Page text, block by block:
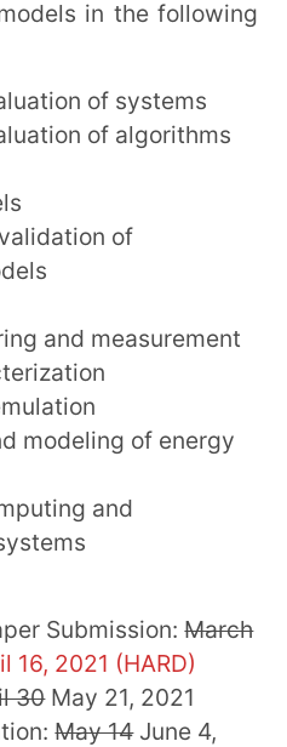
in the following
of systems
of algorithms
of
and measurement
modeling of energy
and
Submission:March
16, 2021 (HARD)
30May 21, 2021
May 14June 4,